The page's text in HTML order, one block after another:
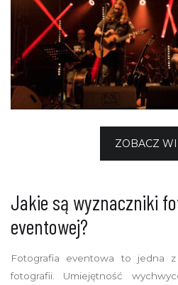
ZOBACZ
Jakie są wyznaczniki
eventowej?
Fotografia eventowa to jedna z
fotografii. Umiejętność